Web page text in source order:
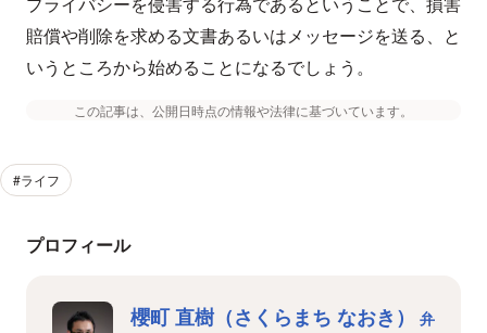
賠償や削除を求める文書あるいはメッセージを送る、と
いうところから始めることになるでしょう。
この記事は、公開日時点の情報や法律に基づいています。
#ライフ
プロフィール
櫻町 直樹（さくらまち なおき）
弁